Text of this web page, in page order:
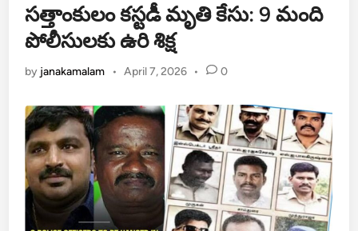
సత్తాంకులం కస్టడీ మృతి కేసు: 9 మంది
పోలీసులకు ఉరి శిక్ష
by janakamalam • April 7, 2026 • 0